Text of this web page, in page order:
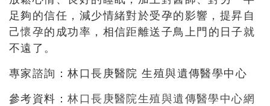
足夠的信任，減少情緒對於受孕的影響，提昇自
己懷孕的成功率，相信距離送子鳥上門的日子就
不遠了。
專家諮詢：林口長庚醫院 生殖與遺傳醫學中心
參考資料：林口長庚醫院生殖與遺傳醫學中心網